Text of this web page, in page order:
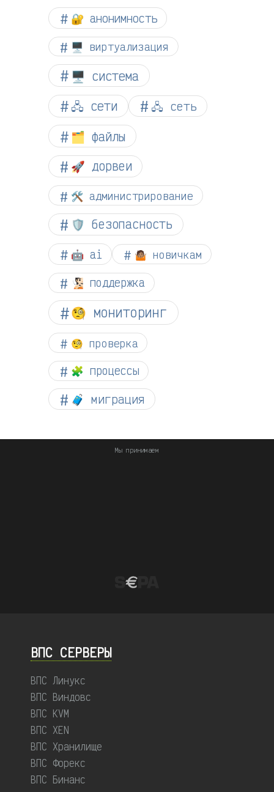
🔐 анонимность
🖥️ виртуализация
🖥️ система
🖧 сети
🖧 сеть
🗂️ файлы
🚀 дорвеи
🛠️ администрирование
🛡️ безопасность
🤖 ai 🤷🏽 новичкам
🧏🏻 поддержка
🧐 мониторинг
🧐 проверка
🧩 процессы
🧳 миграция
Мы принимаем
ВПС СЕРВЕРЫ
ВПС Линукс
ВПС Виндовс
ВПС KVM
ВПС XEN
ВПС Хранилище
ВПС Форекс
ВПС Бинанс